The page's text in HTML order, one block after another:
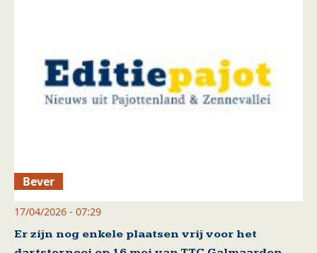
Bever
17/04/2026 - 07:29
Er zijn nog enkele plaatsen vrij voor het